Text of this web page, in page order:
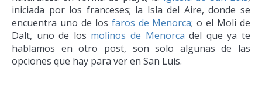
iniciada por los franceses; la Isla del Aire, donde se
encuentra uno de los faros de Menorca; o el Moli de
Dalt, uno de los molinos de Menorca del que ya te
hablamos en otro post, son solo algunas de las
opciones que hay para ver en San Luis.